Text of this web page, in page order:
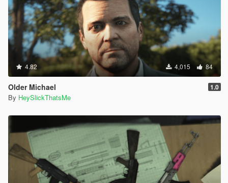
4.82 4,015 84
Older Michael 1.0
By HeySlickThatsMe